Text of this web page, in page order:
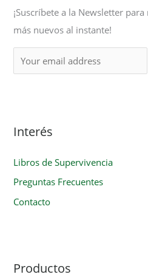
¡Suscríbete a la Newsletter
más nuevos al instante!
Interés
Libros de Supervivencia
Preguntas Frecuentes
Contacto
Productos